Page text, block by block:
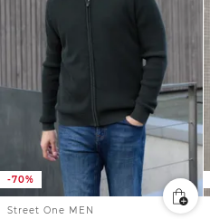
-70%
Street One MEN